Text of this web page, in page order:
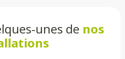
unes de nos